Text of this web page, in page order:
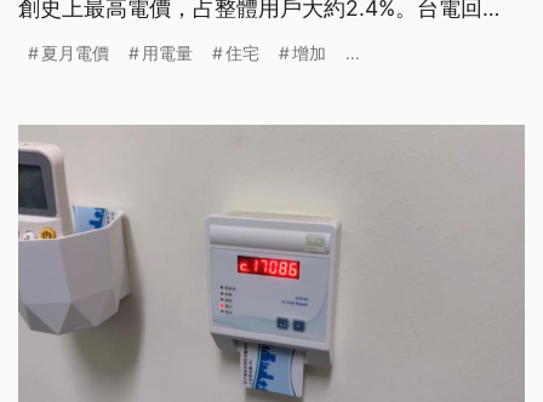
創史上最高電價，占整體用戶大約2.4%。台電回
變。
夏月電價 用電量 住宅 增加 ...